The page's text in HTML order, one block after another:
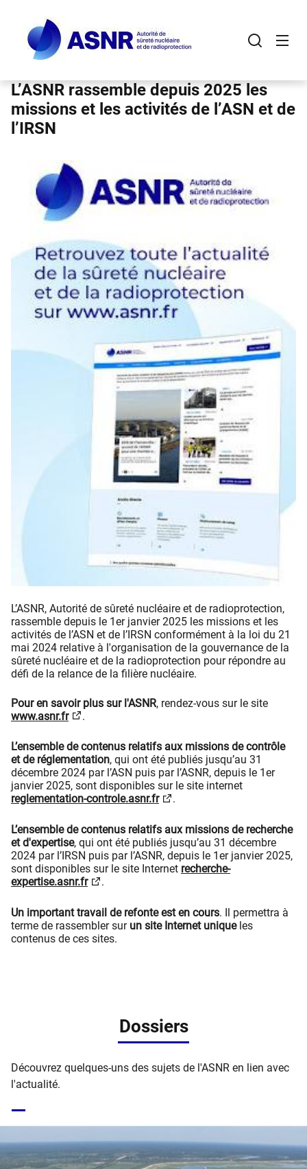
contenu
principal
L’ASNR rassemble depuis 2025 les
missions et les activités de l’ASN et de
l’IRSN
L’ASNR, Autorité de sûreté nucléaire et de radioprotection,
rassemble depuis le 1er janvier 2025 les missions et les
activités de l’ASN et de l’IRSN conformément à la loi du 21
mai 2024 relative à l'organisation de la gouvernance de la
sûreté nucléaire et de la radioprotection pour répondre au
défi de la relance de la filière nucléaire.
Pour en savoir plus sur l'ASNR, rendez-vous sur le site
www.asnr.fr
.
L’ensemble de contenus relatifs aux missions de contrôle
et de réglementation, qui ont été publiés jusqu’au 31
décembre 2024 par l’ASN puis par l’ASNR, depuis le 1er
janvier 2025, sont disponibles sur le site internet
reglementation-controle.asnr.fr
.
L’ensemble de contenus relatifs aux missions de recherche
et d'expertise, qui ont été publiés jusqu’au 31 décembre
2024 par l’IRSN puis par l’ASNR, depuis le 1er janvier 2025,
sont disponibles sur le site Internet recherche-
expertise.asnr.fr
.
Un important travail de refonte est en cours. Il permettra à
terme de rassembler sur un site Internet uniqueles
contenus de ces sites.
Dossiers
Découvrez quelques-uns des sujets de l'ASNR en lien avec
l'actualité.